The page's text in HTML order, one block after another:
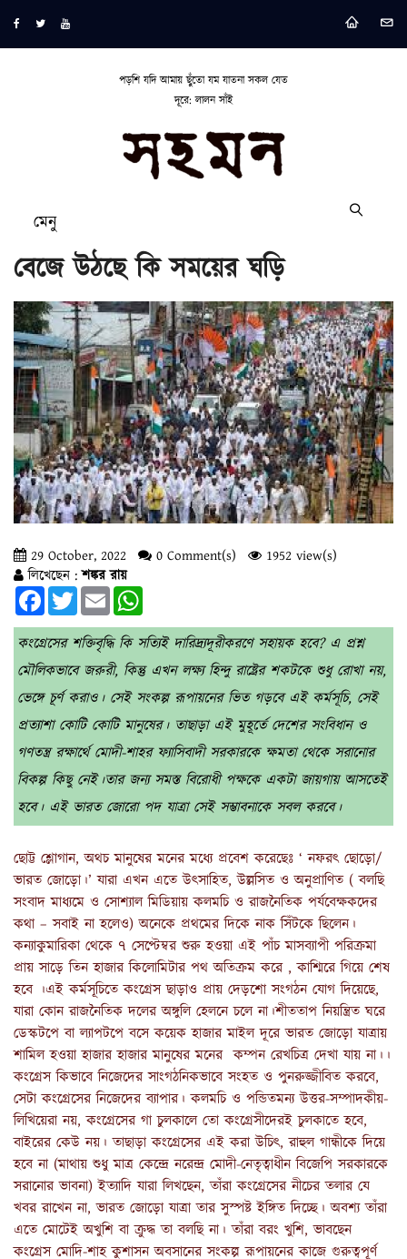
পড়শি যদি আমায় ছুঁতো যম যাতনা সকল যেত
দূরে: লালন সাঁই
মেনু
বেজে উঠছে কি সময়ের ঘড়ি
29 October, 2022 0 Comment(s)
1952 view(s)
লিখেছেন :শঙ্কর রায়
FacebookTwitterEmail
কংগ্রেসের শক্তিবৃদ্ধি কি সত্যিই দারিদ্র্যদূরীকরণে সহায়ক হবে? এ প্রশ্ন
মৌলিকভাবে জরুরী, কিন্তু এখন লক্ষ্য হিন্দু রাষ্ট্রের শকটকে শুধু রোখা নয়,
ভেঙ্গে চূর্ণ করাও। সেই সংকল্প রূপায়নের ভিত গড়বে এই কর্মসূচি, সেই
প্রত্যাশা কোটি কোটি মানুষের। তাছাড়া এই মুহূর্তে দেশের সংবিধান ও
গণতন্ত্র রক্ষার্থে মোদী-শাহর ফ্যাসিবাদী সরকারকে ক্ষমতা থেকে সরানোর
বিকল্প কিছু নেই।তার জন্য সমস্ত বিরোধী পক্ষকে একটা জায়গায় আসতেই
হবে। এই ভারত জোরো পদ যাত্রা সেই সম্ভাবনাকে সবল করবে।
ছোট্ট শ্লোগান, অথচ মানুষের মনের মধ্যে প্রবেশ করেছেঃ ‘ নফরৎ ছোড়ো/
ভারত জোড়ো।’ যারা এখন এতে উৎসাহিত, উল্লসিত ও অনুপ্রাণিত ( বলছি
সংবাদ মাধ্যমে ও সোশ্যাল মিডিয়ায় কলমচি ও রাজনৈতিক পর্যবেক্ষকদের
কথা – সবাই না হলেও) অনেকে প্রথমের দিকে নাক সিঁটকে ছিলেন।
কন্যাকুমারিকা থেকে ৭ সেপ্টেম্বর শুরু হওয়া এই পাঁচ মাসব্যাপী পরিক্রমা
প্রায় সাড়ে তিন হাজার কিলোমিটার পথ অতিক্রম করে , কাশ্মিরে গিয়ে শেষ
হবে ।এই কর্মসূচিতে কংগ্রেস ছাড়াও প্রায় দেড়শো সংগঠন যোগ দিয়েছে,
যারা কোন রাজনৈতিক দলের অঙ্গুলি হেলনে চলে না।শীততাপ নিয়ন্ত্রিত ঘরে
ডেস্কটপে বা ল্যাপটপে বসে কয়েক হাজার মাইল দূরে ভারত জোড়ো যাত্রায়
শামিল হওয়া হাজার হাজার মানুষের মনের কম্পন রেখচিত্র দেখা যায় না।।
কংগ্রেস কিভাবে নিজেদের সাংগঠনিকভাবে সংহত ও পুনরুজ্জীবিত করবে,
সেটা কংগ্রেসের নিজেদের ব্যাপার। কলমচি ও পন্ডিতমন্য উত্তর-সম্পাদকীয়-
লিখিয়েরা নয়, কংগ্রেসের গা চুলকালে তো কংগ্রেসীদেরই চুলকাতে হবে,
বাইরের কেউ নয়। তাছাড়া কংগ্রেসের এই করা উচিৎ, রাহুল গান্ধীকে দিয়ে
হবে না (মাথায় শুধু মাত্র কেন্দ্রে নরেন্দ্র মোদী-নেতৃত্বাধীন বিজেপি সরকারকে
সরানোর ভাবনা) ইত্যাদি যারা লিখছেন, তাঁরা কংগ্রেসের নীচের তলার যে
খবর রাখেন না, ভারত জোড়ো যাত্রা তার সুস্পষ্ট ইঙ্গিত দিচ্ছে। অবশ্য তাঁরা
এতে মোটেই অখুশি বা ক্রুদ্ধ তা বলছি না। তাঁরা বরং খুশি, ভাবছেন
কংগ্রেস মোদি-শাহ কুশাসন অবসানের সংকল্প রূপায়নের কাজে গুরুত্বপূর্ণ